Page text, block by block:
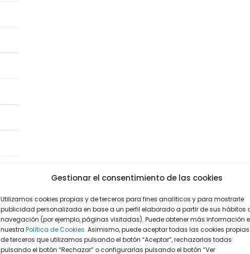
Gestionar el consentimiento de las cookies
Utilizamos cookies propias y de terceros para fines analíticos y para mostrarle
publicidad personalizada en base a un perfil elaborado a partir de sus hábitos
navegación (por ejemplo, páginas visitadas). Puede obtener más información
nuestra Política de Cookies. Asimismo, puede aceptar todas las cookies
de terceros que utilizamos pulsando el botón “Aceptar”, rechazarlas todas
pulsando el botón “Rechazar” o configurarlas pulsando el botón “Ver